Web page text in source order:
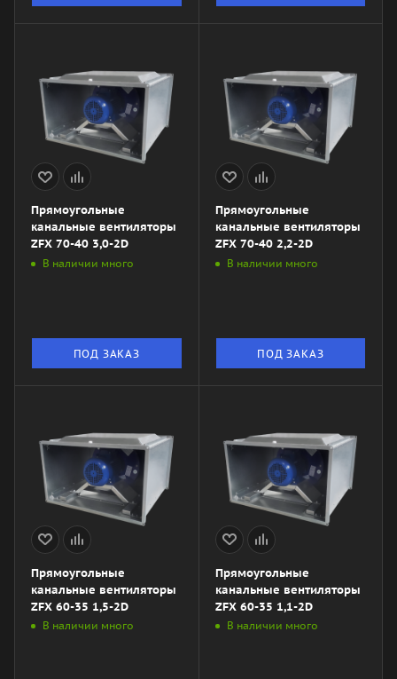
Прямоугольные
канальные вентиляторы
ZFX 70-40 3,0-2D
В наличии много
ПОД ЗАКАЗ
Прямоугольные
канальные вентиляторы
ZFX 70-40 2,2-2D
В наличии много
ПОД ЗАКАЗ
Прямоугольные
канальные вентиляторы
ZFX 60-35 1,5-2D
В наличии много
Прямоугольные
канальные вентиляторы
ZFX 60-35 1,1-2D
В наличии много